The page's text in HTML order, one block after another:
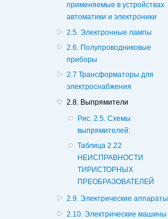
применяемые в устройствах
автоматики и электроники
2.5. Электронные лампы
2.6. Полупроводниковые
приборы
2.7 Трансформаторы для
электроснабжения
2.8. Выпрямители
Рис. 2.5. Схемы
выпрямителей:
Таблица 2.22
НЕИСПРАВНОСТИ
ТИРИСТОРНЫХ
ПРЕОБРАЗОВАТЕЛЕЙ
2.9. Электрические аппараты
2.10. Электрические машины